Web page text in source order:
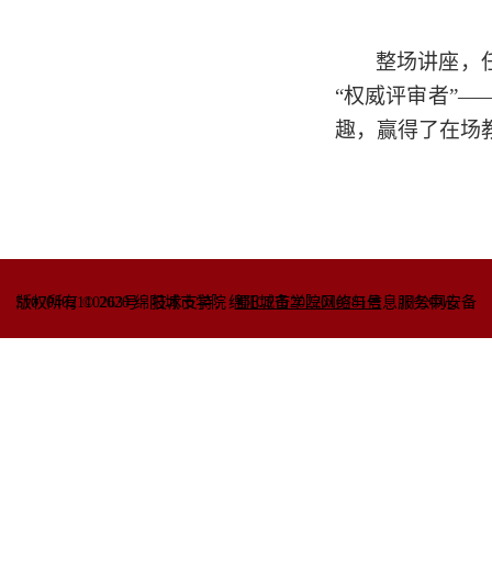
整场讲座，
“权威评审者
趣，赢得了在场
版权所有 © 2020 绵阳城市学院蜀ICP备2022010781号 川公网安备
51070402110263号技术支持：绵阳城市学院网络与信息 服务中心